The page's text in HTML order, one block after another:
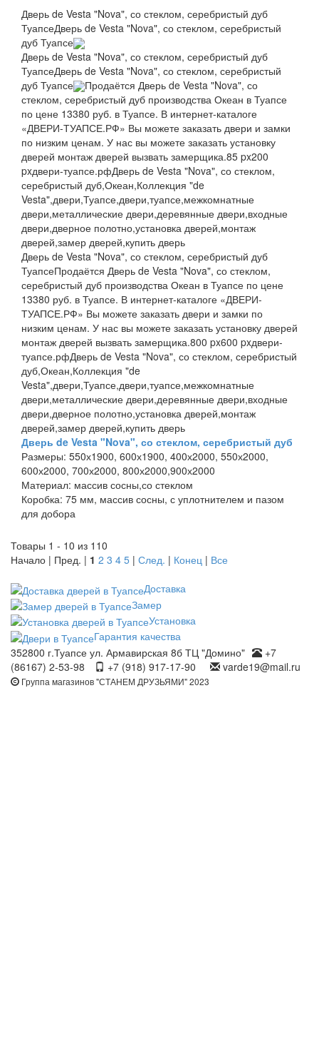
Дверь de Vesta "Nova", со стеклом, серебристый дуб
ТуапсеДверь de Vesta "Nova", со стеклом, серебристый
дуб Туапсе
Дверь de Vesta "Nova", со стеклом, серебристый дуб
ТуапсеДверь de Vesta "Nova", со стеклом, серебристый
дуб Туапсе
Продаётся Дверь de Vesta "Nova", со
стеклом, серебристый дуб производства Океан в Туапсе
по цене 13380 руб. в Туапсе. В интернет-каталоге
«ДВЕРИ-ТУАПСЕ.РФ» Вы можете заказать двери и замки
по низким ценам. У нас вы можете заказать установку
дверей монтаж дверей вызвать замерщика.85 px200
pxдвери-туапсе.рфДверь de Vesta "Nova", со стеклом,
серебристый дуб,Океан,Коллекция "de
Vesta",двери,Туапсе,двери,туапсе,межкомнатные
двери,металлические двери,деревянные двери,входные
двери,дверное полотно,установка дверей,монтаж
дверей,замер дверей,купить дверь
Дверь de Vesta "Nova", со стеклом, серебристый дуб
ТуапсеПродаётся Дверь de Vesta "Nova", со стеклом,
серебристый дуб производства Океан в Туапсе по цене
13380 руб. в Туапсе. В интернет-каталоге «ДВЕРИ-
ТУАПСЕ.РФ» Вы можете заказать двери и замки по
низким ценам. У нас вы можете заказать установку дверей
монтаж дверей вызвать замерщика.800 px600 pxдвери-
туапсе.рфДверь de Vesta "Nova", со стеклом, серебристый
дуб,Океан,Коллекция "de
Vesta",двери,Туапсе,двери,туапсе,межкомнатные
двери,металлические двери,деревянные двери,входные
двери,дверное полотно,установка дверей,монтаж
дверей,замер дверей,купить дверь
Дверь de Vesta "Nova", со стеклом, серебристый дуб
Размеры: 550х1900, 600х1900, 400х2000, 550х2000,
600х2000, 700х2000, 800х2000,900х2000
Материал: массив сосны,со стеклом
Коробка: 75 мм, массив сосны, с уплотнителем и пазом
для добора
Товары 1 - 10 из 110
Начало | Пред. | 1 2 3 4 5 | След. | Конец | Все
Доставка
Замер
Установка
Гарантия качества
352800 г.Туапсе ул. Армавирская 8б ТЦ "Домино"
+7
(86167) 2-53-98
+7 (918) 917-17-90 varde19@mail.ru
Группа магазинов "СТАНЕМ ДРУЗЬЯМИ" 2023